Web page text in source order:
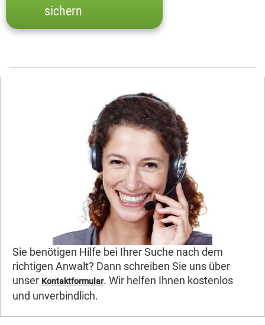
sichern
Sie benötigen Hilfe bei Ihrer Suche nach dem
richtigen Anwalt? Dann schreiben Sie uns über
unser Kontaktformular. Wir helfen Ihnen kostenlos
und unverbindlich.